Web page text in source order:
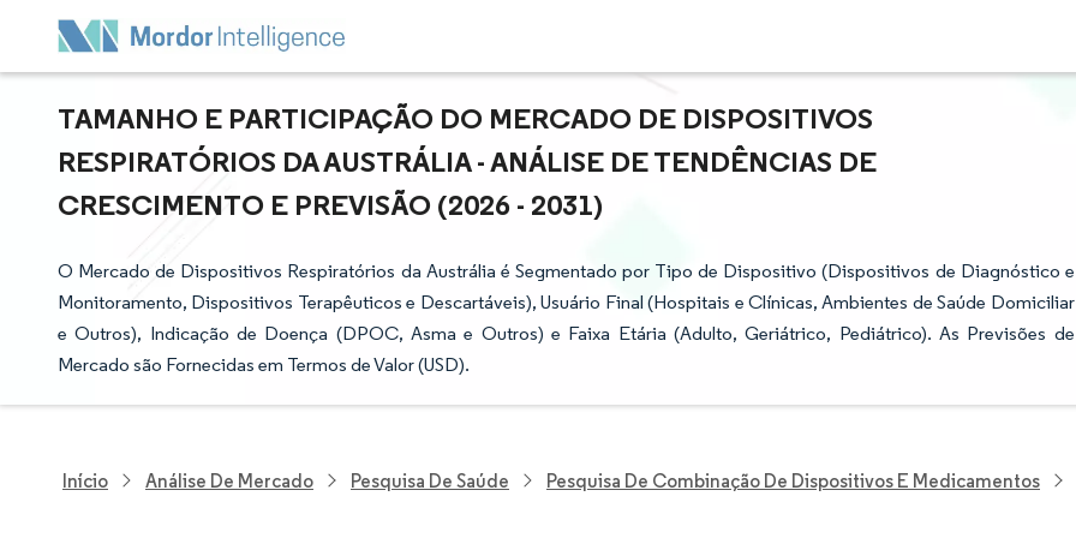
TAMANHO E PARTICIPAÇÃO DO MERCADO DE DISPOSITIVOS
RESPIRATÓRIOS DA AUSTRÁLIA - ANÁLISE DE TENDÊNCIAS DE
CRESCIMENTO E PREVISÃO (2026 - 2031)
O Mercado de Dispositivos Respiratórios da Austrália é Segmentado por Tipo de Dispositivo (Dispositivos de Diagnóstico e
Monitoramento, Dispositivos Terapêuticos e Descartáveis), Usuário Final (Hospitais e Clínicas, Ambientes de Saúde Domiciliar
e Outros), Indicação de Doença (DPOC, Asma e Outros) e Faixa Etária (Adulto, Geriátrico, Pediátrico). As Previsões de
Mercado são Fornecidas em Termos de Valor (USD).
Início Análise De Mercado Pesquisa De Saúde Pesquisa De Combinação De Dispositivos E Medicamentos